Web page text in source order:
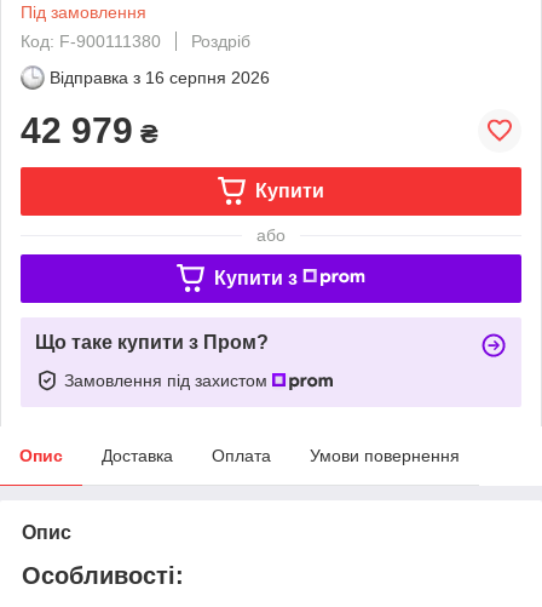
Під замовлення
Код: F-900111380
Роздріб
Відправка з 16 серпня 2026
42 979 ₴
Купити
або
Купити з
Що таке купити з Пром?
Замовлення під захистом
Опис Доставка Оплата Умови повернення
Опис
Особливості: